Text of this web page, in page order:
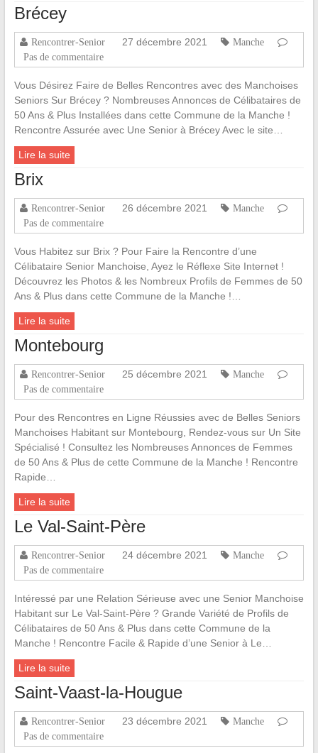
Brécey
Rencontrer-Senior 27 décembre 2021
Manche
Pas de commentaire
Vous Désirez Faire de Belles Rencontres avec des Manchoises
Seniors Sur Brécey ? Nombreuses Annonces de Célibataires de
50 Ans & Plus Installées dans cette Commune de la Manche !
Rencontre Assurée avec Une Senior à Brécey Avec le site…
Lire la suite
Brix
Rencontrer-Senior 26 décembre 2021
Manche
Pas de commentaire
Vous Habitez sur Brix ? Pour Faire la Rencontre d’une
Célibataire Senior Manchoise, Ayez le Réflexe Site Internet !
Découvrez les Photos & les Nombreux Profils de Femmes de 50
Ans & Plus dans cette Commune de la Manche !…
Lire la suite
Montebourg
Rencontrer-Senior 25 décembre 2021
Manche
Pas de commentaire
Pour des Rencontres en Ligne Réussies avec de Belles Seniors
Manchoises Habitant sur Montebourg, Rendez-vous sur Un Site
Spécialisé ! Consultez les Nombreuses Annonces de Femmes
de 50 Ans & Plus de cette Commune de la Manche ! Rencontre
Rapide…
Lire la suite
Le Val-Saint-Père
Rencontrer-Senior 24 décembre 2021
Manche
Pas de commentaire
Intéressé par une Relation Sérieuse avec une Senior Manchoise
Habitant sur Le Val-Saint-Père ? Grande Variété de Profils de
Célibataires de 50 Ans & Plus dans cette Commune de la
Manche ! Rencontre Facile & Rapide d’une Senior à Le…
Lire la suite
Saint-Vaast-la-Hougue
Rencontrer-Senior 23 décembre 2021
Manche
Pas de commentaire